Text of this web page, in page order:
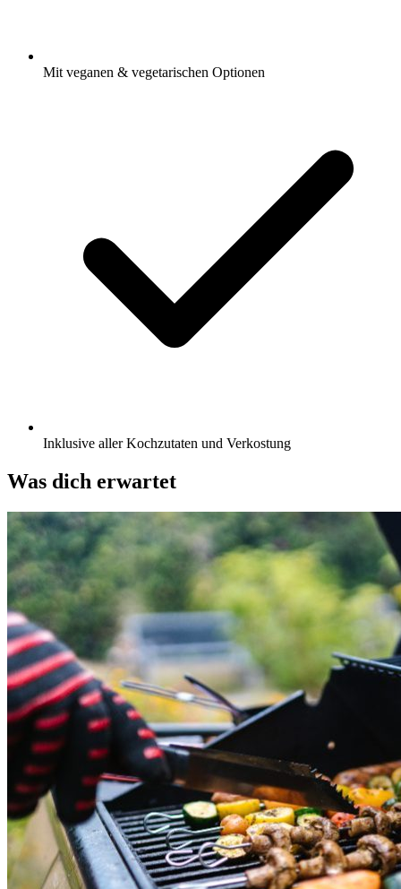
Mit veganen & vegetarischen Optionen
Inklusive aller Kochzutaten und Verkostung
Was dich erwartet